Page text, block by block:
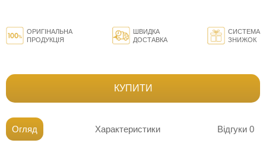
ОРИГІНАЛЬНА
ПРОДУКЦІЯ
ШВИДКА
ДОСТАВКА
СИСТЕМА
ЗНИЖОК
КУПИТИ
Огляд Характеристики Відгуки 0